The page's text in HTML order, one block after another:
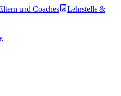
und Coaches
Lehrstelle &